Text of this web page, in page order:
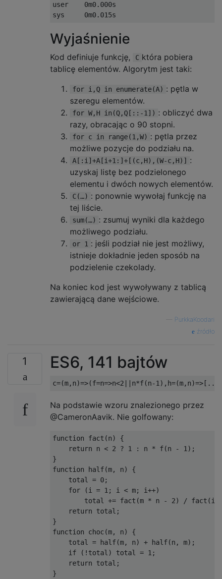
user    0m0.000s
Wyjaśnienie
Kod definiuje funkcję, C która pobiera
tablicę elementów. Algorytm jest taki:
for i,Q in enumerate(A) : pętla w
szeregu elementów.
for W,H in(Q,Q[::-1]) : obliczyć dwa
razy, obracając o 90 stopni.
for c in range(1,W) : pętla przez
możliwe pozycje do podziału na.
A[:i]+A[i+1:]+[(c,H),(W-c,H)]
:
uzyskaj listę bez podzielonego
elementu i dwóch nowych elementów.
C(…) : ponownie wywołaj funkcję na
tej liście.
sum(…) : zsumuj wyniki dla każdego
możliwego podziału.
or 1 : jeśli podział nie jest możliwy,
istnieje dokładnie jeden sposób na
podzielenie czekolady.
Na koniec kod jest wywoływany z tablicą
zawierającą dane wejściowe.
PurkkaKoodari
źródło
1 ES6, 141 bajtów
Na podstawie wzoru znalezionego przez
@CameronAavik. Nie golfowany:
function fact(n) {
    return n < 2 ? 1 : n * f(n - 1);
}
function half(m, n) {
    total = 0;
    for (i = 1; i < m; i++)
total += fact(m * n - 2) / fact(i
    return total;
}
function choc(m, n) {
    total = half(m, n) + half(n, m);
    if (!total) total = 1;
    return total;